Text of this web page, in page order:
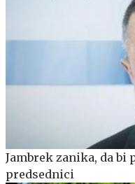
Jambrek zanika, da bi
predsednici